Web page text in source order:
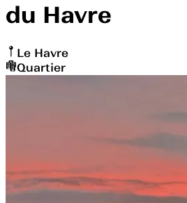
du Havre
Le Havre
Quartier